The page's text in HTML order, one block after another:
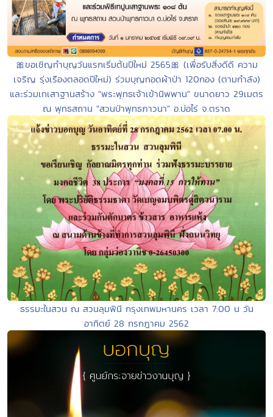
🎀ขอเชิญทำบุญวันแรกเริ่มต้นปีใหม่ 2565🎀 (เพื่อรับสิ่งดีดี ความ
เจริญ รุ่งเรืองตลอดปีใหม่) ร่วมบุญทอดผ้าป่า 120กอง (ตามกำลัง)
และร่วมเทเสาฐานสร้าง "พระพุทธเจ้าเข้านิพพาน" ขนาดยาว 29เมตร
ณ พุทธสถาน "สวนป่าพุทธภาวนา" อ.บ่อไร่ จ.ตราด
ธรรมะในสวน ณ สวนลุมพินี กรุงเทพมหานคร เวลา 7:00 น วัน
อาทิตย์ 28 กรกฎาคม 2562